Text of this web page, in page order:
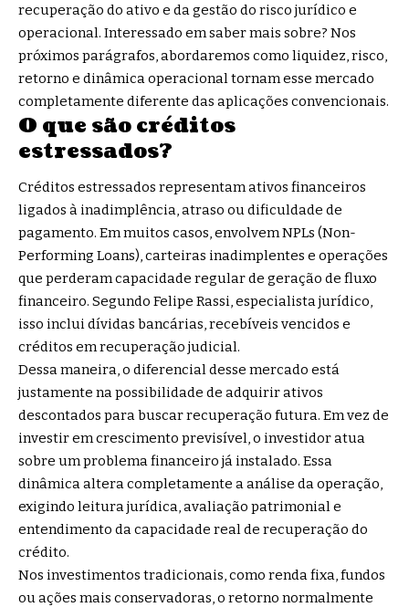
recuperação do ativo e da gestão do risco jurídico e
operacional. Interessado em saber mais sobre? Nos
próximos parágrafos, abordaremos como liquidez, risco,
retorno e dinâmica operacional tornam esse mercado
completamente diferente das aplicações convencionais.
O que são créditos
estressados?
Créditos estressados representam ativos financeiros
ligados à inadimplência, atraso ou dificuldade de
pagamento. Em muitos casos, envolvem NPLs (Non-
Performing Loans), carteiras inadimplentes e operações
que perderam capacidade regular de geração de fluxo
financeiro. Segundo Felipe Rassi, especialista jurídico,
isso inclui dívidas bancárias, recebíveis vencidos e
créditos em recuperação judicial.
Dessa maneira, o diferencial desse mercado está
justamente na possibilidade de adquirir ativos
descontados para buscar recuperação futura. Em vez de
investir em crescimento previsível, o investidor atua
sobre um problema financeiro já instalado. Essa
dinâmica altera completamente a análise da operação,
exigindo leitura jurídica, avaliação patrimonial e
entendimento da capacidade real de recuperação do
crédito.
Nos investimentos tradicionais, como renda fixa, fundos
ou ações mais conservadoras, o retorno normalmente